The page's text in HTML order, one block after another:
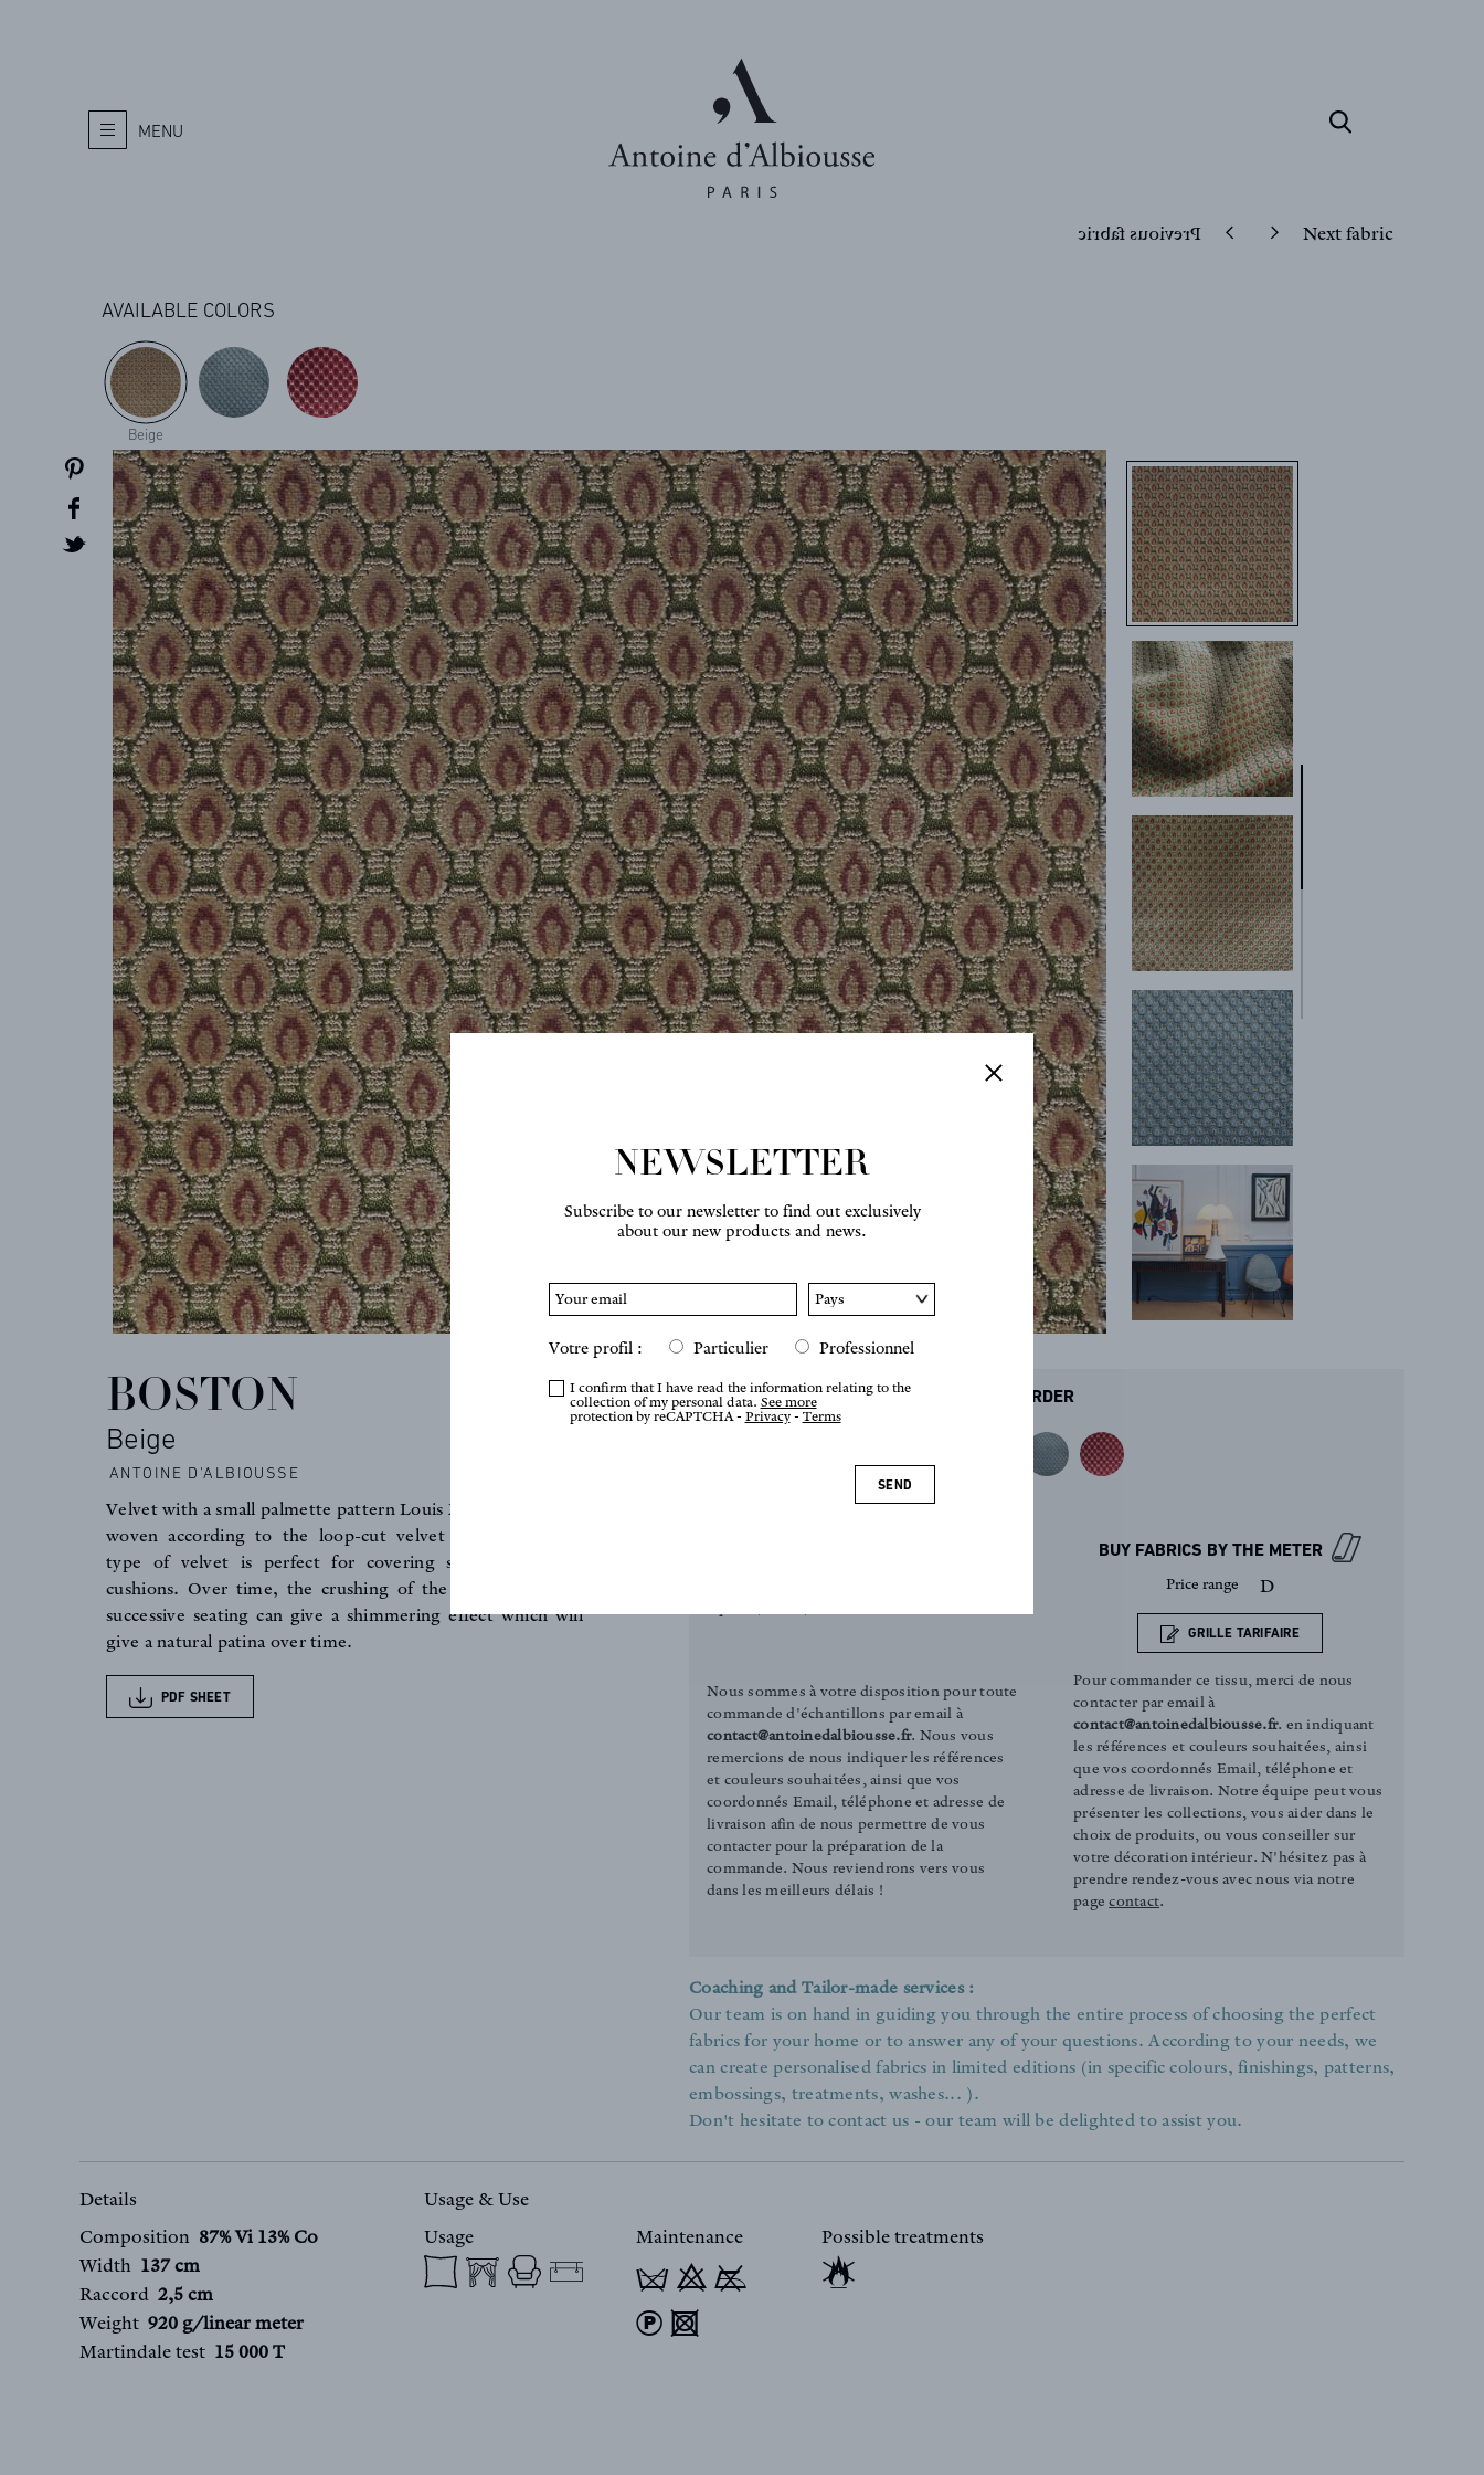
CREATOR
COLLECTIONS
ARCHIVES
CONTACT
REFERENCES
PROFESSIONALS
FAQ
NEWS
MENU
AVAILABLE COLORS
Beige
BOSTON
Beige
ANTOINE D'ALBIOUSSE
Velvet with a small palmette pattern Louis XVI - Directoire,
woven according to the loop-cut velvet technique. This
type of velvet is perfect for covering seats or making
cushions. Over time, the crushing of the pile due to the
successive seating can give a shimmering effect which will
give a natural patina over time.
PDF SHEET
ORDER
Nous sommes à votre disposition pour toute
commande d'échantillons par email à
contact@antoinedalbiousse.fr. Nous vous
remercions de nous indiquer les références
et couleurs souhaitées, ainsi que vos
coordonnés Email, téléphone et adresse de
livraison afin de nous permettre de vous
contacter pour la préparation de la
commande. Nous reviendrons vers vous
dans les meilleurs délais !
BUY FABRICS BY THE METER
Price range D
GRILLE TARIFAIRE
Pour commander ce tissu, merci de nous
contacter par email à
contact@antoinedalbiousse.fr. en indiquant
les références et couleurs souhaitées, ainsi
que vos coordonnés Email, téléphone et
adresse de livraison. Notre équipe peut vous
présenter les collections, vous aider dans le
choix de produits, ou vous conseiller sur
votre décoration intérieur. N'hésitez pas à
prendre rendez-vous avec nous via notre
pagecontact.
Coaching and Tailor-made services :
Our team is on hand in guiding you through the entire process of choosing the perfect
fabrics for your home or to answer any of your questions. According to your needs, we
can create personalised fabrics in limited editions (in specific colours, finishings, patterns,
embossings, treatments, washes... ).
Don't hesitate to contact us - our team will be delighted to assist you.
Details
Composition 87% Vi 13% Co
Width 137 cm
Raccord 2,5 cm
Weight 920 g/linear meter
Martindale test 15 000 T
Usage & Use
Usage
Maintenance
T 9 y
) 4
Possible treatments
NEWSLETTER
Subscribe to our newsletter to find out exclusively
about our new products and news.
Votre profil : Particulier Professionnel
I confirm that I have read the information relating to the
collection of my personal data. See more
protection by reCAPTCHA - Privacy- Terms
SEND
Previous fabric Next fabric